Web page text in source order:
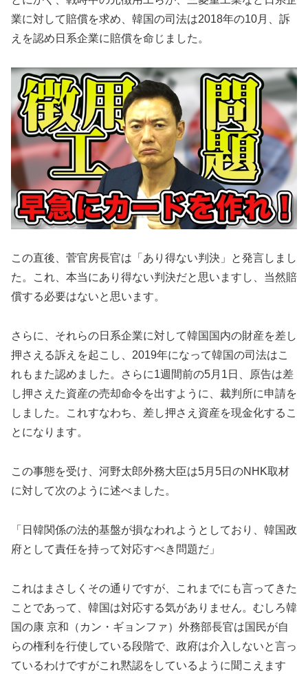
業に対して賠償を求め、韓国の司法は2018年の10月、訴
えを認め日系企業に賠償を命じました。
この直後、菅官房長官は「あり得ない判決」と発言しまし
た。これ、本当にあり得ない判決だと思いますし、当然賠
償する必要はないと思います。
さらに、それらの日系企業に対して韓国国内の財産を差し
押さえる訴えを起こし、2019年になって韓国の司法はこ
れもまた認めました。さらに1週間前の5月1日、原告は差
し押さえた資産の売却命令を出すように、裁判所に申請を
しました。これすなわち、差し押さえ資産を現金化するこ
とになります。
この事態を受け、河野太郎外務大臣は5月5日のNHK取材
に対して次のように述べました。
「日韓関係の法的基盤が損なわれようとしており、韓国政
府として責任を持って対応すべき問題だ」
これはまさしくその通りですが、これまでにも言ってきた
ことであって、韓国は対応する気がありません。むしろ韓
国の康 京和（カン・ギョンファ）外務部長官は国民が自
らの権利を行使している段階で、政府は介入しないと言っ
ているわけですがこれ黙認をしているように聞こえます